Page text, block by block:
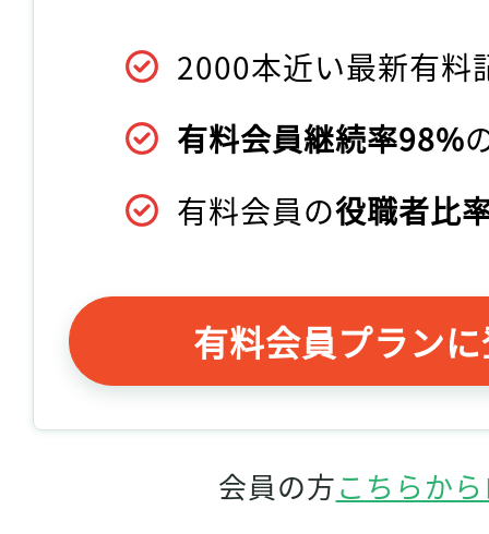
2000本近い最新有料
有料会員継続率98%
有料会員の役職者比
有料会員プラン
会員の方こちらか